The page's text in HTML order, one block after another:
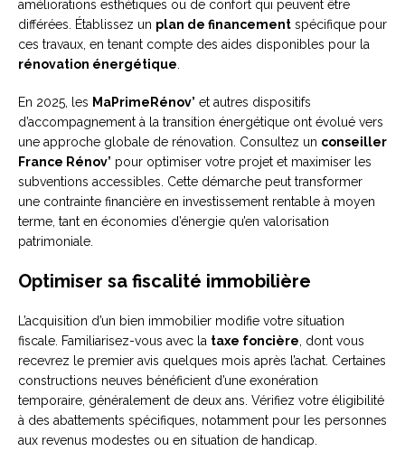
améliorations esthétiques ou de confort qui peuvent être
différées. Établissez un plan de financement spécifique pour
ces travaux, en tenant compte des aides disponibles pour la
rénovation énergétique.
En 2025, les MaPrimeRénov’ et autres dispositifs
d’accompagnement à la transition énergétique ont évolué vers
une approche globale de rénovation. Consultez un conseiller
France Rénov’ pour optimiser votre projet et maximiser les
subventions accessibles. Cette démarche peut transformer
une contrainte financière en investissement rentable à moyen
terme, tant en économies d’énergie qu’en valorisation
patrimoniale.
Optimiser sa fiscalité immobilière
L’acquisition d’un bien immobilier modifie votre situation
fiscale. Familiarisez-vous avec la taxe foncière, dont vous
recevrez le premier avis quelques mois après l’achat. Certaines
constructions neuves bénéficient d’une exonération
temporaire, généralement de deux ans. Vérifiez votre éligibilité
à des abattements spécifiques, notamment pour les personnes
aux revenus modestes ou en situation de handicap.